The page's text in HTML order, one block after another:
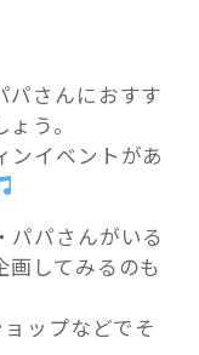
パさんにおすす
う。
ンイベントがあ
パパさんがいる
画してみるのも
ップなどでそ